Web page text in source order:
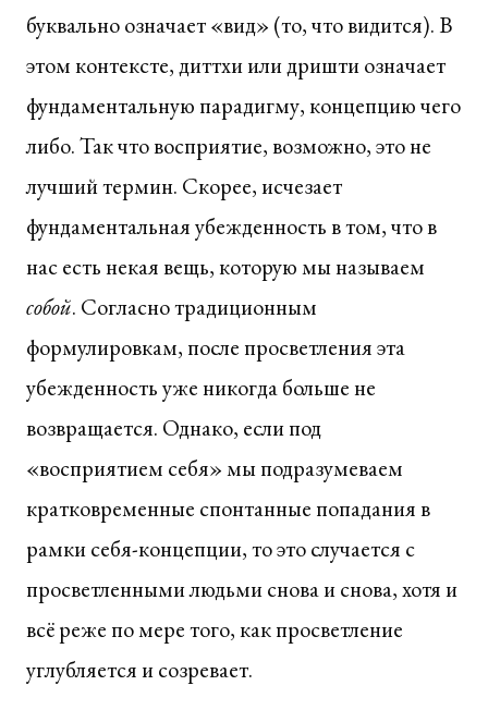
буквально означает «вид» (то, что видится). В
этом контексте, диттхи или дришти означает
фундаментальную парадигму, концепцию чего
либо. Так что восприятие, возможно, это не
лучший термин. Скорее, исчезает
фундаментальная убежденность в том, что в
нас есть некая вещь, которую мы называем
собой. Согласно традиционным
формулировкам, после просветления эта
убежденность уже никогда больше не
возвращается. Однако, если под
«восприятием себя» мы подразумеваем
кратковременные спонтанные попадания в
рамки себя-концепции, то это случается с
просветленными людьми снова и снова, хотя и
всё реже по мере того, как просветление
углубляется и созревает.